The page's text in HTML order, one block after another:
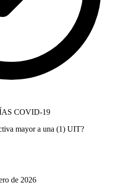
COVID-19
mayor a una (1) UIT?
de 2026